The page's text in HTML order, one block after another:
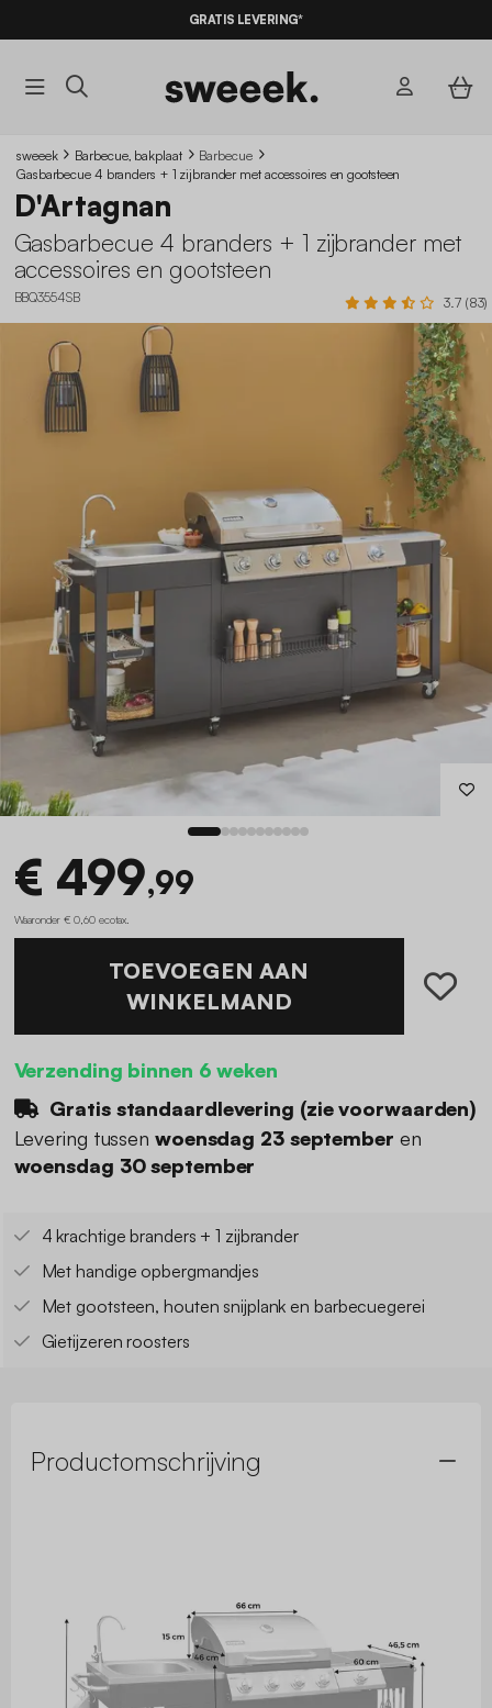
AANBIEDINGEN*MET DE
GRATIS LEVERING*
sweeek Barbecue, bakplaat
Barbecue
Gasbarbecue 4 branders + 1 zijbrander met accessoires en gootsteen
D'Artagnan
Gasbarbecue 4 branders + 1 zijbrander met
accessoires en gootsteen
BBQ3554SB 3.7 (83)
€ 499,99
Waaronder € 0,60 ecotax
TOEVOEGEN AAN
WINKELMAND
Verzending binnen 6 weken
Gratis standaardlevering (zie voorwaarden)
Levering tussen woensdag 23 september en
woensdag 30 september
4 krachtige branders + 1 zijbrander
Met handige opbergmandjes
Met gootsteen, houten snijplank en barbecuegerei
Gietijzeren roosters
Productomschrijving